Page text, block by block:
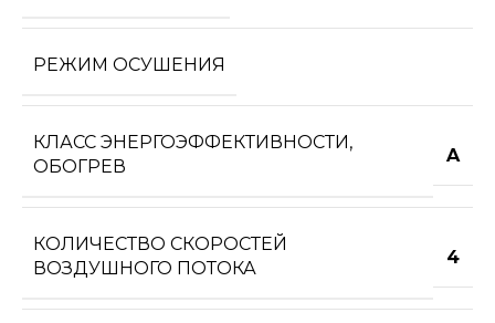
РЕЖИМ ОСУШЕНИЯ
КЛАСС ЭНЕРГОЭФФЕКТИВНОСТИ,
ОБОГРЕВ
A
КОЛИЧЕСТВО СКОРОСТЕЙ
ВОЗДУШНОГО ПОТОКА
4